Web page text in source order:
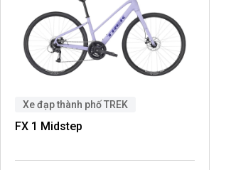
Xe đạp thành phố TREK
FX 1 Midstep